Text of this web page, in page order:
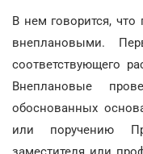
В нем говорится,
внеплановыми.
соответствующего
Внеплановые
обоснованных
или поручению